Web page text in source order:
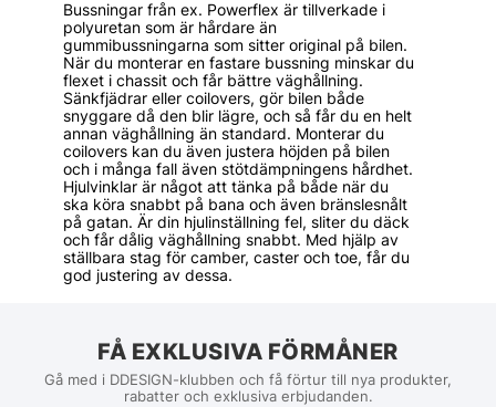
Bussningar från ex. Powerflex är tillverkade i
polyuretan som är hårdare än
gummibussningarna som sitter original på bilen.
När du monterar en fastare bussning minskar du
flexet i chassit och får bättre väghållning.
Sänkfjädrar eller coilovers, gör bilen både
snyggare då den blir lägre, och så får du en helt
annan väghållning än standard. Monterar du
coilovers kan du även justera höjden på bilen
och i många fall även stötdämpningens hårdhet.
Hjulvinklar är något att tänka på både när du
ska köra snabbt på bana och även bränslesnålt
på gatan. Är din hjulinställning fel, sliter du däck
och får dålig väghållning snabbt. Med hjälp av
ställbara stag för camber, caster och toe, får du
god justering av dessa.
FÅ EXKLUSIVA FÖRMÅNER
Gå med i DDESIGN-klubben och få förtur till nya produkter,
rabatter och exklusiva erbjudanden.